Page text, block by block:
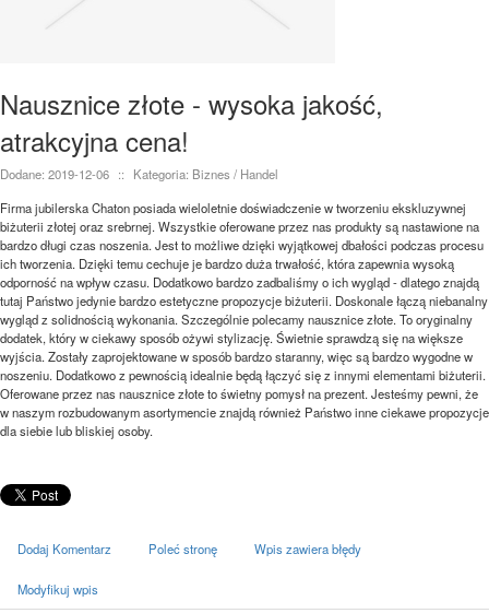
Nausznice złote - wysoka jakość,
atrakcyjna cena!
Dodane: 2019-12-06 ::
Kategoria: Biznes / Handel
Firma jubilerska Chaton posiada wieloletnie doświadczenie w tworzeniu ekskluzywnej
biżuterii złotej oraz srebrnej. Wszystkie oferowane przez nas produkty są nastawione na
bardzo długi czas noszenia. Jest to możliwe dzięki wyjątkowej dbałości podczas procesu
ich tworzenia. Dzięki temu cechuje je bardzo duża trwałość, która zapewnia wysoką
odporność na wpływ czasu. Dodatkowo bardzo zadbaliśmy o ich wygląd - dlatego znajdą
tutaj Państwo jedynie bardzo estetyczne propozycje biżuterii. Doskonale łączą niebanalny
wygląd z solidnością wykonania. Szczególnie polecamy nausznice złote. To oryginalny
dodatek, który w ciekawy sposób ożywi stylizację. Świetnie sprawdzą się na większe
wyjścia. Zostały zaprojektowane w sposób bardzo staranny, więc są bardzo wygodne w
noszeniu. Dodatkowo z pewnością idealnie będą łączyć się z innymi elementami biżuterii.
Oferowane przez nas nausznice złote to świetny pomysł na prezent. Jesteśmy pewni, że
w naszym rozbudowanym asortymencie znajdą również Państwo inne ciekawe propozycje
dla siebie lub bliskiej osoby.
Dodaj Komentarz Poleć stronę Wpis zawiera błędy
Modyfikuj wpis